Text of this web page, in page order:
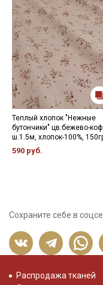
Теплый хлопок "Нежные
бутончики" цв.бежево-
ш.1.5м, хлопок-100%,
590 руб.
Сохраните себе в
Распродажа тканей